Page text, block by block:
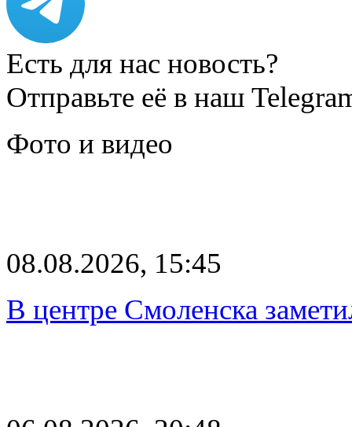
Есть для нас новость?
Отправьте её в наш
Фото и видео
08.08.2026, 15:45
В центре Смоленска